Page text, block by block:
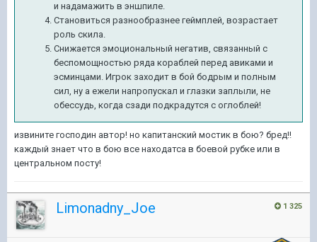
и надамажить в эншпиле.
Становиться разнообразнее геймплей, возрастает
роль скила.
Снижается эмоциональный негатив, связанный с
беспомощностью ряда кораблей перед авиками и
эсминцами. Игрок заходит в бой бодрым и полным
сил, ну а ежели напропускал и глазки заплыли, не
обессудь, когда сзади подкрадутся с оглоблей!
извините господин автор! но капитанский мостик в бою? бред!!
каждый знает что в бою все находатса в боевой рубке или в
центральном посту!
1 325
Limonadny_Joe